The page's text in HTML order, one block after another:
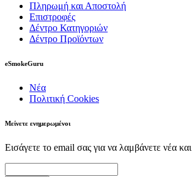
Πληρωμή και Αποστολή
Επιστροφές
Δέντρο Κατηγοριών
Δέντρο Προϊόντων
eSmokeGuru
Νέα
Πολιτική Cookies
Μείνετε ενημερωμένοι
Εισάγετε το email σας για να λαμβάνετε νέα